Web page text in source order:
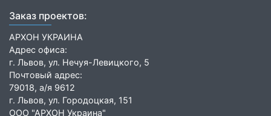
Заказ проектов:
АРХОН УКРАИНА
Адрес офиса:
г. Львов, ул. Нечуя-Левицкого, 5
Почтовый адрес:
79018, а/я 9612
г. Львов, ул. Городоцкая, 151
ООО "АРХОН Украина"